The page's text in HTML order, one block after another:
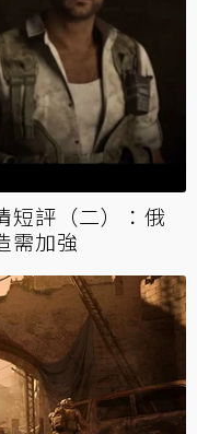
短評（二）：俄
需加強